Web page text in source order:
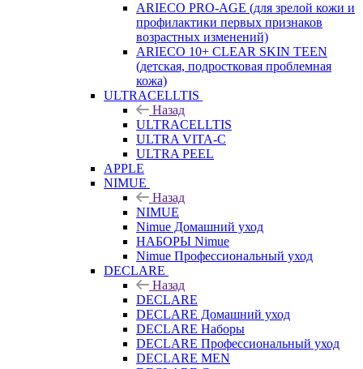
ARIECO PRO-AGE (для зрелой кожи и
профилактики первых признаков
возрастных изменений)
ARIECO 10+ CLEAR SKIN TEEN
(детская, подростковая проблемная
кожа)
ULTRACELLTIS
Назад
ULTRACELLTIS
ULTRA VITA-C
ULTRA PEEL
APPLE
NIMUE
Назад
NIMUE
Nimue Домашний уход
НАБОРЫ Nimue
Nimue Профессиональный уход
DECLARE
Назад
DECLARE
DECLARE Домашний уход
DECLARE Наборы
DECLARE Профессиональный уход
DECLARE MEN